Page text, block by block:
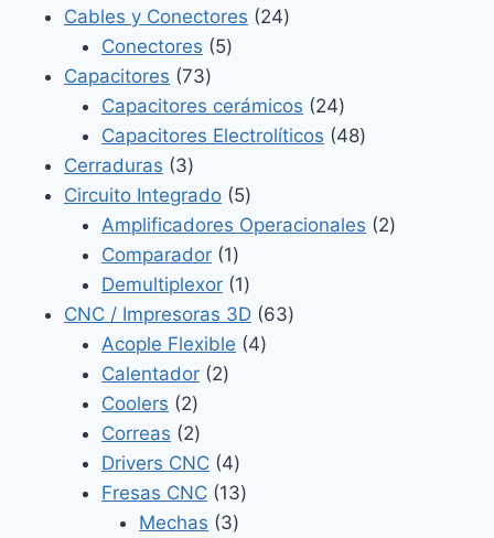
productos
Cables y Conectores 2424
Conectores 55
Capacitores 7373
productos
Capacitores cerámicos 2424
productos
Capacitores Electrolíticos 4848
Cerraduras 33
productos
Circuito Integrado 55
productos
Amplificadores Operacionales 22
Comparador 11
producto
Demultiplexor 11
producto
CNC / Impresoras 3D 6363
Acople Flexible 44
Calentador 22
Coolers 22
productos
Correas 22
productos
Drivers CNC 44
productos
Fresas CNC 1313
Mechas 33